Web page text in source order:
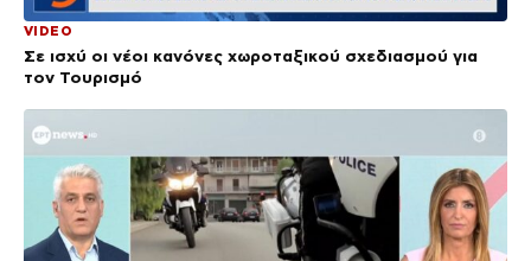
VIDEO
Σε ισχύ οι νέοι κανόνες χωροταξικού σχεδιασμού για
τον Τουρισμό